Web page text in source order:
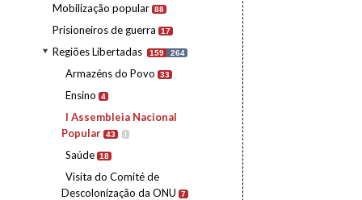
Mobilização popular 88
Prisioneiros de guerra 17
Regiões Libertadas 159 264
Armazéns do Povo 33
Ensino 4
I Assembleia Nacional
Popular 43 I
Saúde 18
Visita do Comité de
Descolonização da ONU
7